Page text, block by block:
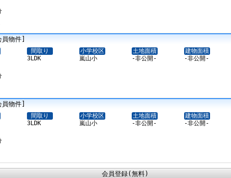
物件]
間取り
3LDK
小学校区
嵐山小
土地面積
-非公開-
建物面積
-非公開-
物件]
間取り
3LDK
小学校区
嵐山小
土地面積
-非公開-
建物面積
-非公開-
会員登録(無料)